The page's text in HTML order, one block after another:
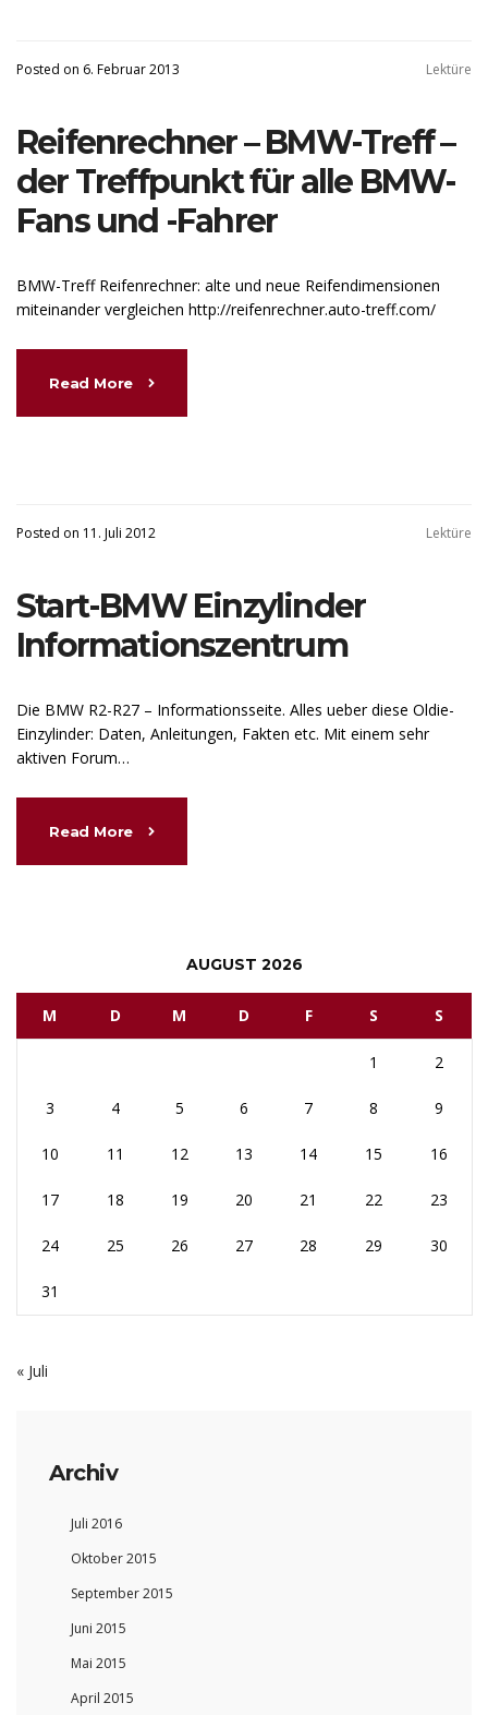
Posted on 6. Februar 2013 Lektüre
Reifenrechner – BMW-Treff –
der Treffpunkt für alle BMW-
Fans und -Fahrer
BMW-Treff Reifenrechner: alte und neue Reifendimensionen
miteinander vergleichen http://reifenrechner.auto-treff.com/
Read More
Posted on 11. Juli 2012 Lektüre
Start-BMW Einzylinder
Informationszentrum
Die BMW R2-R27 – Informationsseite. Alles ueber diese Oldie-
Einzylinder: Daten, Anleitungen, Fakten etc. Mit einem sehr
aktiven Forum…
Read More
AUGUST 2026
M D M D F S S
1 2
3 4 5 6 7 8 9
10 11 12 13 14 15 16
17 18 19 20 21 22 23
24 25 26 27 28 29 30
31
« Juli
Archiv
Juli 2016
Oktober 2015
September 2015
Juni 2015
Mai 2015
April 2015